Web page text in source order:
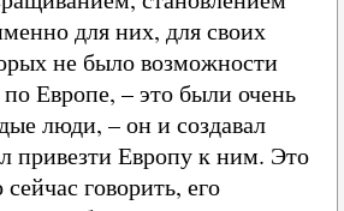
для них, для своих
не было возможности
Европе, – это были очень
люди, – он и создавал
привезти Европу к ним. Это
говорить, его